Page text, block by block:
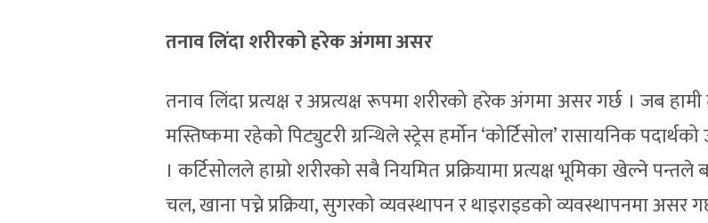
तनाव लिंदा शरीरको हरेक अंगमा असर
तनाव लिंदा प्रत्यक्ष र अप्रत्यक्ष रूपमा शरीरको हरेक अंगमा असर गर्छ । जब हामी
मस्तिष्कमा रहेको पिट्युटरी ग्रन्थिले स्ट्रेस हर्मोन ‘कोर्टिसोल’ रासायनिक
। कर्टिसोलले हाम्रो शरीरको सबै नियमित प्रक्रियामा प्रत्यक्ष भूमिका खेल्ने
चल, खाना पच्ने प्रक्रिया, सुगरको व्यवस्थापन र थाइराइडको व्यवस्थापनमा असर